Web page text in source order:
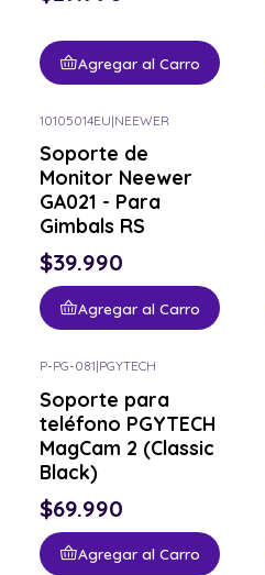
Agregar al Carro
10105014EU|NEEWER
Soporte de
Monitor Neewer
GA021 - Para
Gimbals RS
$39.990
Agregar al Carro
P-PG-081|PGYTECH
Soporte para
teléfono PGYTECH
MagCam 2 (Classic
Black)
$69.990
Agregar al Carro